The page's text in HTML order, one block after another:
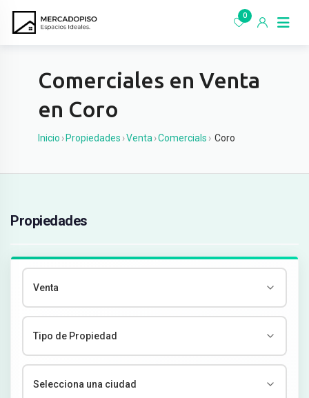
0
Comerciales en Venta
en Coro
Inicio › Propiedades ›Venta ›Comercials › Coro
Propiedades